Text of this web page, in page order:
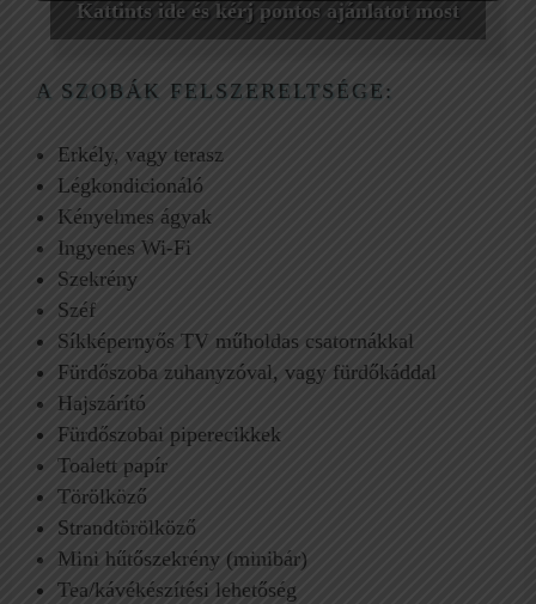
Kattints ide és kérj pontos ajánlatot most
A SZOBÁK FELSZERELTSÉGE:
Erkély, vagy terasz
Légkondicionáló
Kényelmes ágyak
Ingyenes Wi-Fi
Szekrény
Széf
Síkképernyős TV műholdas csatornákkal
Fürdőszoba zuhanyzóval, vagy fürdőkáddal
Hajszárító
Fürdőszobai piperecikkek
Toalett papír
Törölköző
Strandtörölköző
Mini hűtőszekrény (minibár)
Tea/kávékészítési lehetőség